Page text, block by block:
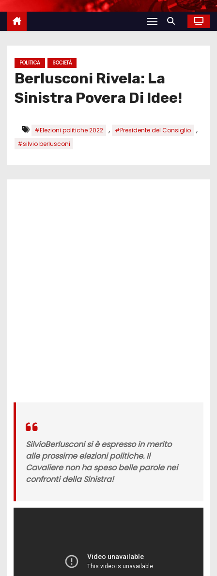
POLITICA SOCIETÀ
Berlusconi Rivela: La
Sinistra Povera Di Idee!
#Elezioni politiche 2022 , #Presidente del Consiglio ,
#silvio berlusconi
SilvioBerlusconi si è espresso in merito
alle prossime elezioni politiche. Il
Cavaliere non ha speso belle parole nei
confronti della Sinistra!